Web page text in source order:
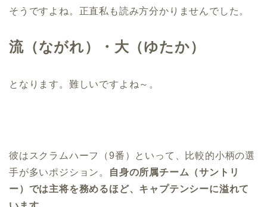
そうですよね。正直私も読み方分かりませんでした。
流（ながれ）・大（ゆたか）
となります。難しいですよね～。
彼はスクラムハーフ（9番）といって、比較的小柄の選
手が多いポジション。
自身の所属チーム（サントリ
ー）では主将を務めるほど、キャプテンシーに溢れて